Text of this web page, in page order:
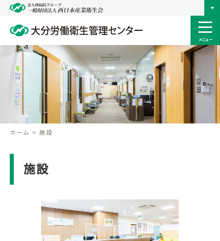
メニュー
ホーム 施設
施設